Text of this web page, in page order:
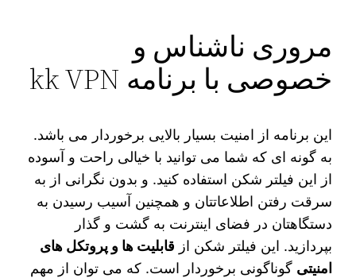
مروری ناشناس و
خصوصی با برنامه kk VPN
این برنامه از امنیت بسیار بالایی برخوردار می باشد.
به گونه ای که شما می توانید با خیالی راحت و آسوده
از این فیلتر شکن استفاده کنید. و بدون نگرانی از به
سرقت رفتن اطلاعاتتان و همچنین آسیب رسیدن به
دستگاهتان در فضای اینترنت به گشت و گذار
بپردازید. این فیلتر شکن از قابلیت‌ ها و پروتکل های
امنیتی گوناگونی برخوردار است. که می‌ توان از مهم